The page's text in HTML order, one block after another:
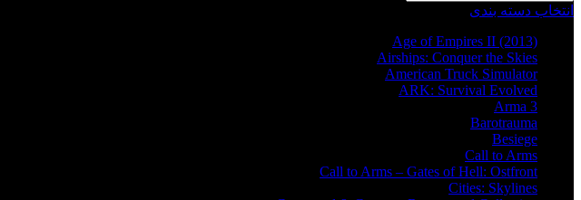
انتخاب دسته بندی
Age of Empires II (2013)
Airships: Conquer the Skies
American Truck Simulator
ARK: Survival Evolved
Arma 3
Barotrauma
Besiege
Call to Arms
Call to Arms – Gates of Hell: Ostfront
Cities: Skylines